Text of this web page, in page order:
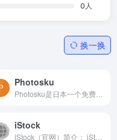
0 人
换一换
Photosku
iStock